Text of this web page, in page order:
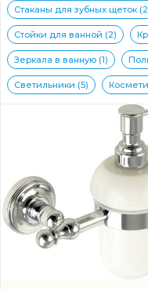
Стаканы для зубных щеток
Стойки для ванной (2)
Зеркала в ванную (1)
Светильники (5)